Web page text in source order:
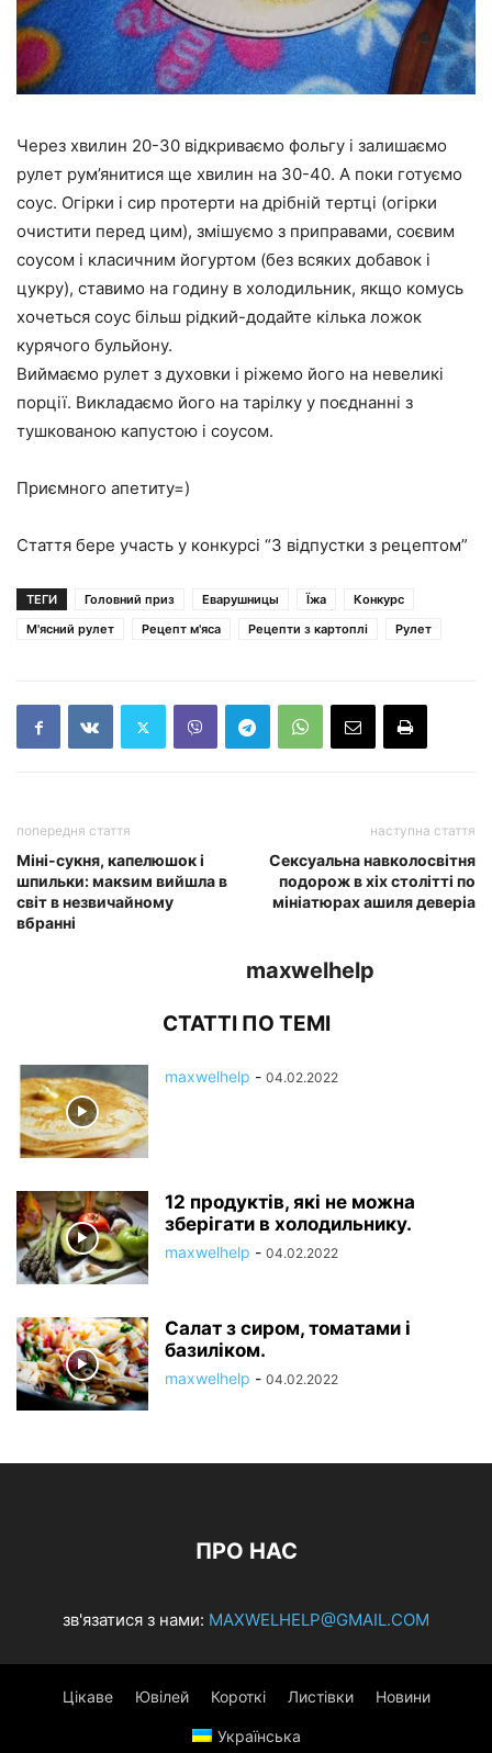
Через хвилин 20-30 відкриваємо фольгу і залишаємо
рулет рум’янитися ще хвилин на 30-40. А поки готуємо
соус. Огірки і сир протерти на дрібній тертці (огірки
очистити перед цим), змішуємо з приправами, соєвим
соусом і класичним йогуртом (без всяких добавок і
цукру), ставимо на годину в холодильник, якщо комусь
хочеться соус більш рідкий-додайте кілька ложок
курячого бульйону.
Виймаємо рулет з духовки і ріжемо його на невеликі
порції. Викладаємо його на тарілку у поєднанні з
тушкованою капустою і соусом.
Приємного апетиту=)
Стаття бере участь у конкурсі “З відпустки з рецептом”
ТЕГИ Головний приз Еварушницы Їжа
Конкурс
М'ясний рулет
Рецепт м'яса Рецепти з картоплі Рулет
попередня стаття
Міні-сукня, капелюшок і
шпильки: макѕим вийшла в
світ в незвичайному
вбранні
наступна стаття
Сексуальна навколосвітня
подорож в xix столітті по
мініатюрах ашиля деверіа
maxwelhelp
СТАТТІ ПО ТЕМІ
maxwelhelp - 04.02.2022
12 продуктів, які не можна
зберігати в холодильнику.
maxwelhelp - 04.02.2022
Салат з сиром, томатами і
базиліком.
maxwelhelp - 04.02.2022
ПРО НАС
зв'язатися з нами: MAXWELHELP@GMAIL.COM
Цікаве Ювілей Короткі Листівки Новини
Українська